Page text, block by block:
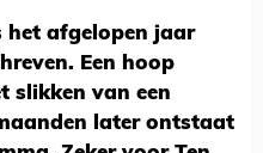
het afgelopen jaar
Een hoop
slikken van een
later ontstaat